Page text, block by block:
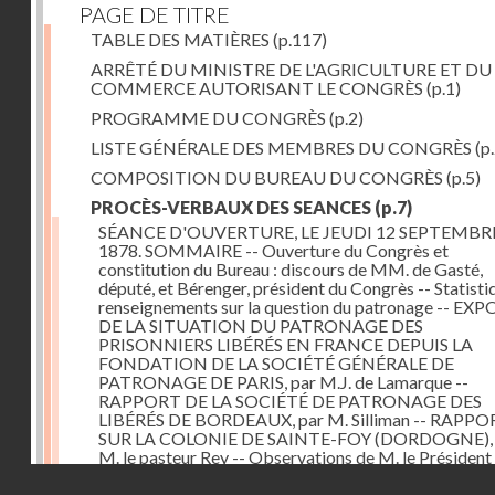
PAGE DE TITRE
TABLE DES MATIÈRES (p.117)
ARRÊTÉ DU MINISTRE DE L'AGRICULTURE ET DU
COMMERCE AUTORISANT LE CONGRÈS (p.1)
PROGRAMME DU CONGRÈS (p.2)
LISTE GÉNÉRALE DES MEMBRES DU CONGRÈS
COMPOSITION DU BUREAU DU CONGRÈS (p.5)
PROCÈS-VERBAUX DES SEANCES (p.7)
SÉANCE D'OUVERTURE, LE JEUDI 12
1878. SOMMAIRE -- Ouverture du Congrès et
constitution du Bureau : discours de MM. de Gasté,
député, et Bérenger, président du Congrès --
renseignements sur la question du patronage --
DE LA SITUATION DU PATRONAGE DES
PRISONNIERS LIBÉRÉS EN FRANCE DEPUIS LA
FONDATION DE LA SOCIÉTÉ GÉNÉRALE DE
PATRONAGE DE PARIS, par M.J. de Lamarque --
RAPPORT DE LA SOCIÉTÉ DE PATRONAGE DES
LIBÉRÉS DE BORDEAUX, par M. Silliman --
SUR LA COLONIE DE SAINTE-FOY
M. le pasteur Rey -- Observations de M. le Président